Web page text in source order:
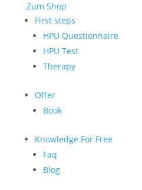
Zum Shop
First steps
HPU Questionnaire
HPU Test
Therapy
Offer
Book
Knowledge For Free
Faq
Blog